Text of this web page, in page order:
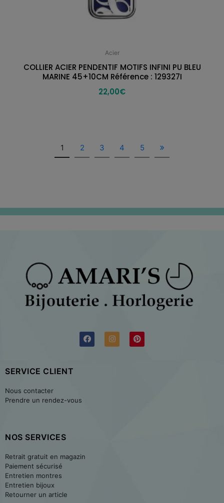
Acier
COLLIER ACIER PENDENTIF MOTIFS INFINI PU BLEU
MARINE 45+10CM Référence : 129327I
22,00€
1 2 3 4 5
SERVICE CLIENT
Nous contacter
Prendre un rendez-vous
NOS SERVICES
Retrait gratuit en magazin
Paiement sécurisé
Entretien montres
Entretien bijoux
Retourner un article